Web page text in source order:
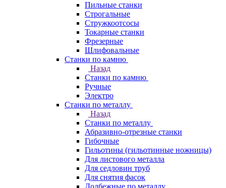
Пильные станки
Строгальные
Стружкоотсосы
Токарные станки
Фрезерные
Шлифовальные
Станки по камню
Назад
Станки по камню
Ручные
Электро
Станки по металлу
Назад
Станки по металлу
Абразивно-отрезные станки
Гибочные
Гильотины (гильотинные ножницы)
Для листового металла
Для седловин труб
Для снятия фасок
Долбежные по металлу